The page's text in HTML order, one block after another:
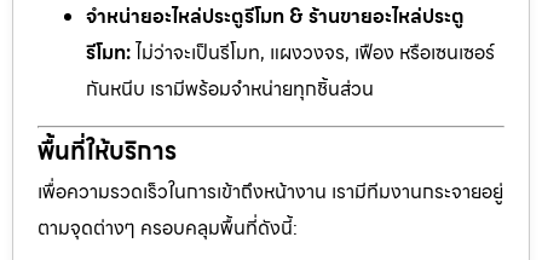
จำหน่ายอะไหล่ประตูรีโมท & ร้านขายอะไหล่ประตู
รีโมท:ไม่ว่าจะเป็นรีโมท, แผงวงจร, เฟือง หรือเซนเซอร์
กันหนีบ เรามีพร้อมจำหน่ายทุกชิ้นส่วน
พื้นที่ให้บริการ
เพื่อความรวดเร็วในการเข้าถึงหน้างาน เรามีทีมงานกระจายอยู่
ตามจุดต่างๆ ครอบคลุมพื้นที่ดังนี้: